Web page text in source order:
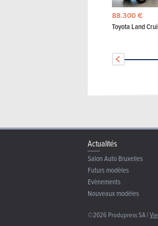
88.300 €
Toyota Land
Actualités
Salon Auto Bruxelles
Futurs modèles
Evènements
Nouveaux modèles
©2026 Produpress SA |